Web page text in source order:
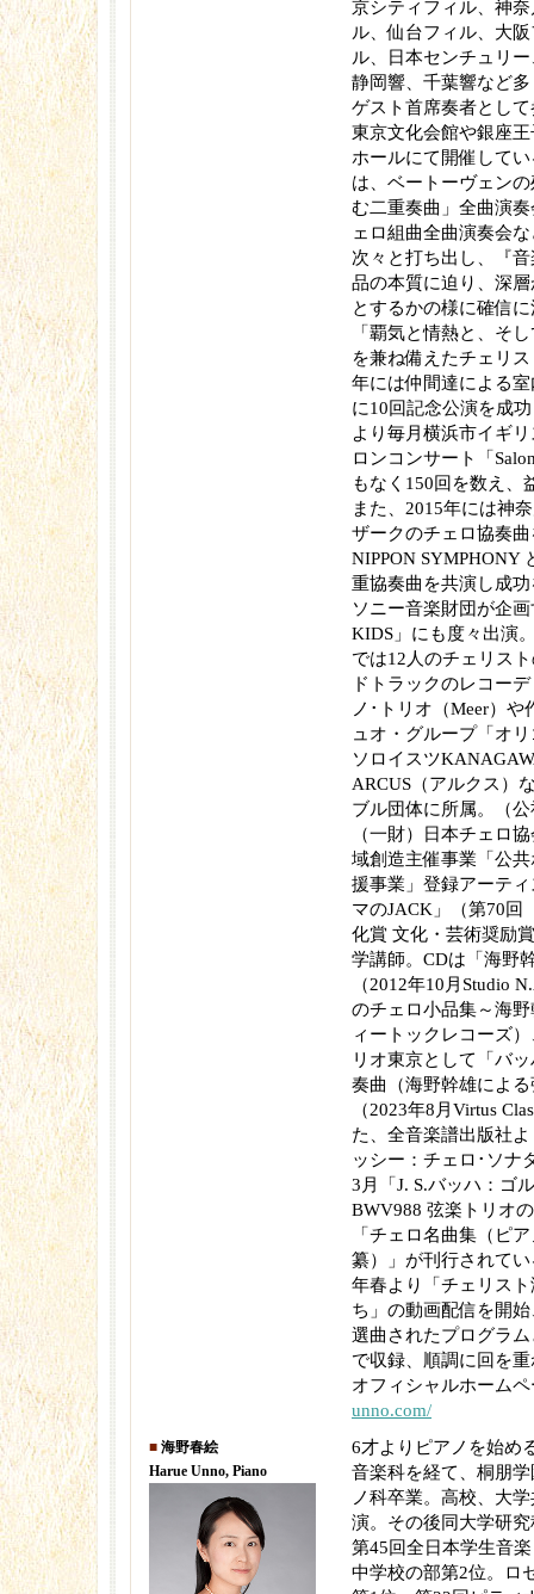
京シティフィル、神
ル、仙台フィル、大
ル、日本センチュリ
静岡響、千葉響など
ゲスト首席奏者とし
東京文化会館や銀座
ホールにて開催して
は、ベートーヴェン
む二重奏曲」全曲演
ェロ組曲全曲演奏会
次々と打ち出し、『
品の本質に迫り、深
とするかの様に確信
「覇気と情熱と、そ
を兼ね備えたチェリ
年には仲間達による
に10回記念公演を成
より毎月横浜市イギ
ロンコンサート「
もなく150回を数え、
また、2015年には神
ザークのチェロ協奏
NIPPON SYMPHONY
重協奏曲を共演し成
ソニー音楽財団が企
KIDS」にも度々出演
では12人のチェリス
ドトラックのレコー
ノ･トリオ（Meer）
ュオ・グループ「オ
ソロイスツ
ARCUS（アルクス）
ブル団体に所属。（
（一財）日本チェロ
域創造主催事業「公
援事業」登録アーテ
マのJACK」（第70回
化賞 文化・芸術奨励
学講師。CDは「海野
（2012年10月Studio
のチェロ小品集～海
ィートックレコーズ
リオ東京として「バ
奏曲（海野幹雄によ
（2023年8月Virtus
た、全音楽譜出版社
ッシー：チェロ･ソナ
3月「J. S.バッハ：ゴ
BWV988 弦楽トリオ
「チェロ名曲集（ピ
纂）」が刊行されて
年春より「チェリス
ち」の動画配信を開
選曲されたプログラ
で収録、順調に回を
オフィシャルホーム
unno.com/
■ 海野春絵
Harue Unno, Piano
6才よりピアノを始め
音楽科を経て、桐朋
ノ科卒業。高校、大
演。その後同大学研
第45回全日本学生音
中学校の部第2位。ロ